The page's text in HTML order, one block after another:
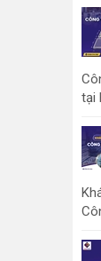
tại